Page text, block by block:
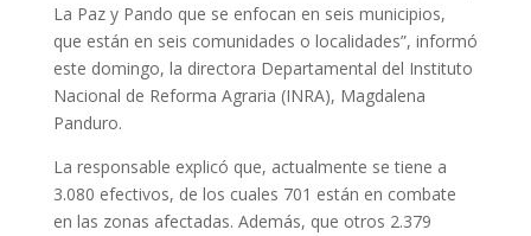
La Paz y Pando que se enfocan en seis municipios,
que están en seis comunidades o localidades”, informó
este domingo, la directora Departamental del Instituto
Nacional de Reforma Agraria (INRA), Magdalena
Panduro.
La responsable explicó que, actualmente se tiene a
3.080 efectivos, de los cuales 701 están en combate
en las zonas afectadas. Además, que otros 2.379